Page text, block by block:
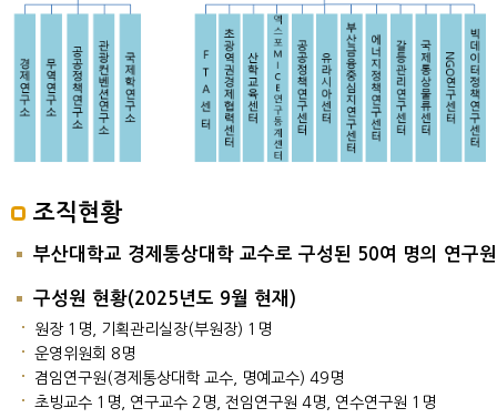
조직현황
부산대학교 경제통상대학 교수로 구성된 50여 명의 연구
구성원 현황(2025년도 9월 현재)
원장 1명, 기획관리실장(부원장) 1명
운영위원회 8명
겸임연구원(경제통상대학 교수, 명예교수) 49명
초빙교수 1명, 연구교수 2명, 전임연구원 4명, 연수연구원 1명